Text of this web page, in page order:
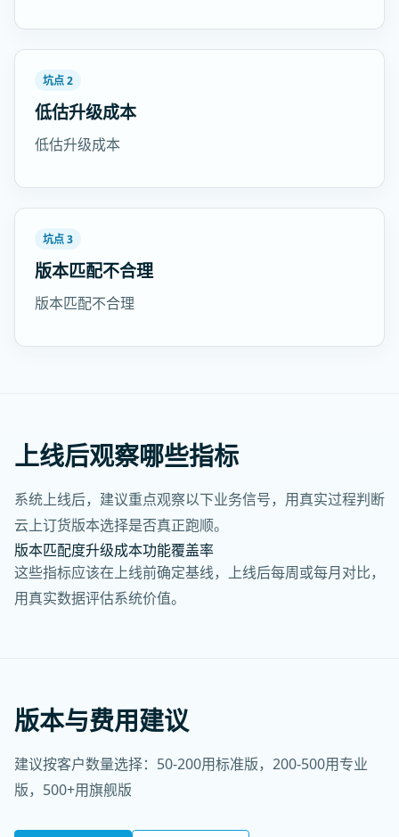
坑点 2
低估升级成本
低估升级成本
坑点 3
版本匹配不合理
版本匹配不合理
上线后观察哪些指标
系统上线后，建议重点观察以下业务信号，用真实过程判断
云上订货版本选择是否真正跑顺。
版本匹配度升级成本功能覆盖率
这些指标应该在上线前确定基线，上线后每周或每月对比，
用真实数据评估系统价值。
版本与费用建议
建议按客户数量选择：50-200用标准版，200-500用专业
版，500+用旗舰版